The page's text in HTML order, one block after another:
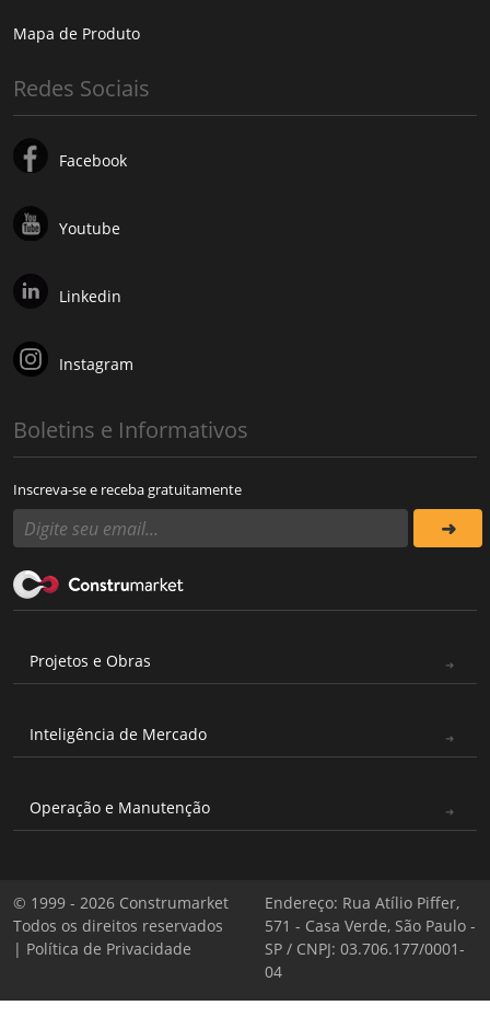
Mapa de Produto
Redes Sociais
Facebook
Youtube
Linkedin
Instagram
Boletins e Informativos
Inscreva-se e receba gratuitamente
Projetos e Obras
Inteligência de Mercado
Operação e Manutenção
© 1999 - 2026 Construmarket
Todos os direitos reservados
| Política de Privacidade
Endereço: Rua Atílio Piffer,
571 - Casa Verde, São Paulo -
SP / CNPJ: 03.706.177/0001-
04